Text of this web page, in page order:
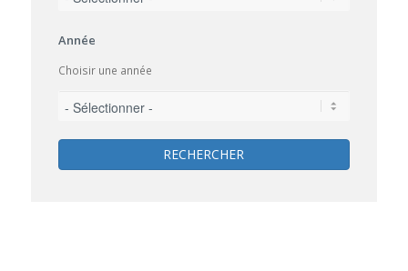
Année
Choisir une année
RECHERCHER